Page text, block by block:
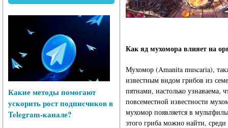
Какие методы помогают
ускорить рост подписчиков в
Telegram-канале?
Как яд мухомора влияет на
Мухомор (Amanita muscaria),
известным видом грибов из
пятнами, настолько узнаваема,
повсеместной известности
мухомор появляется в
этого гриба можно найти,